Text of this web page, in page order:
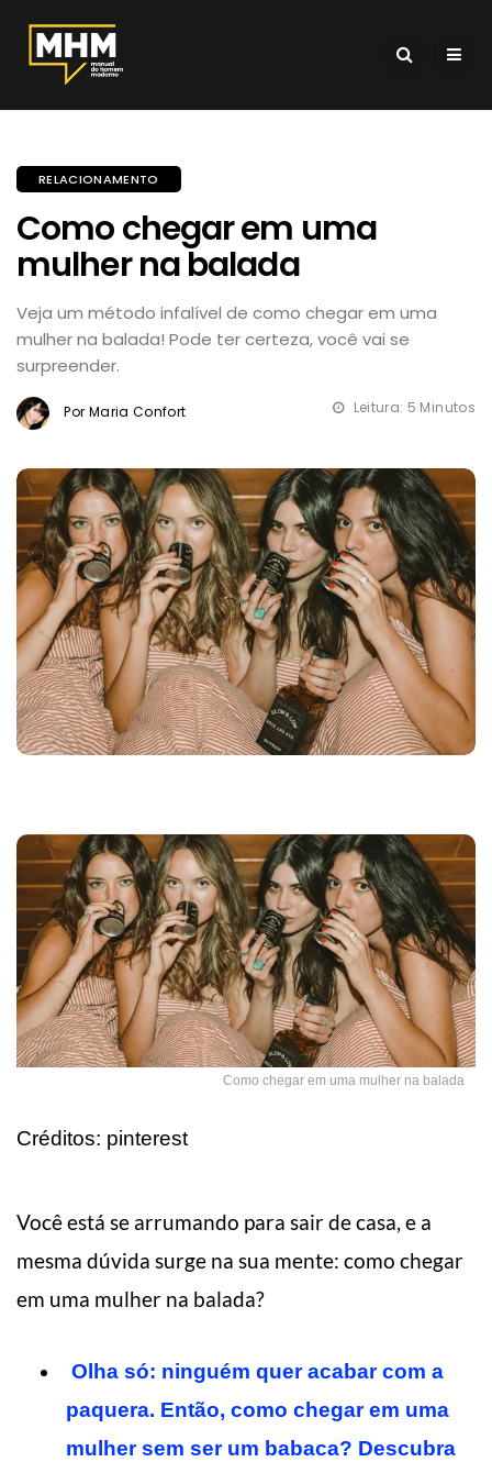
RELACIONAMENTO
Como chegar em uma
mulher na balada
Veja um método infalível de como chegar em uma
mulher na balada! Pode ter certeza, você vai se
surpreender.
Por Maria Confort Leitura: 5 Minutos
Como chegar em uma mulher na balada
Créditos: pinterest
Você está se arrumando para sair de casa, e a
mesma dúvida surge na sua mente: como chegar
em uma mulher na balada?
Olha só: ninguém quer acabar com a
paquera. Então, como chegar em uma
mulher sem ser um babaca? Descubra